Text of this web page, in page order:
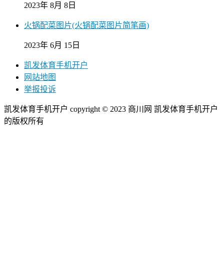
2023年 8月 8日
火锅配菜图片(火锅配菜图片简笔画)
2023年 6月 15日
凯发体育手机开户
网站地图
举报投诉
凯发体育手机开户 copyright © 2023 商川网 凯发体育手机开户
的版权所有